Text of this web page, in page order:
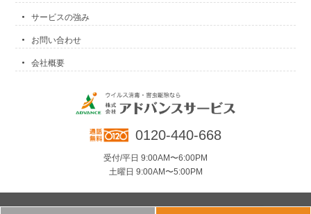
サービスの強み
お問い合わせ
会社概要
0120-440-668
受付/平日 9:00AM〜6:00PM
土曜日 9:00AM〜5:00PM